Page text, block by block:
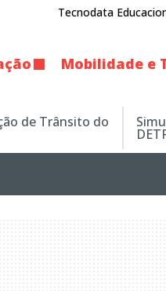
Tecnodata
Mobilidade e
de Trânsito do